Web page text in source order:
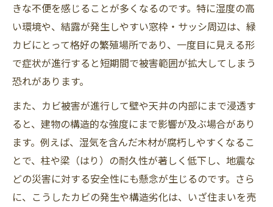
きな不便を感じることが多くなるのです。特に湿度の高
い環境や、結露が発生しやすい窓枠・サッシ周辺は、緑
カビにとって格好の繁殖場所であり、一度目に見える形
で症状が進行すると短期間で被害範囲が拡大してしまう
恐れがあります。
また、カビ被害が進行して壁や天井の内部にまで浸透す
ると、建物の構造的な強度にまで影響が及ぶ場合があり
ます。例えば、湿気を含んだ木材が腐朽しやすくなるこ
とで、柱や梁（はり）の耐久性が著しく低下し、地震な
どの災害に対する安全性にも懸念が生じるのです。さら
に、こうしたカビの発生や構造劣化は、いざ住まいを売